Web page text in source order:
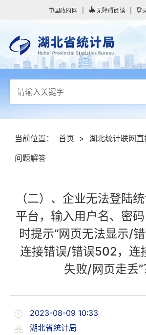
中国政府网 无障碍阅读 登
当前位置： 首页 > 湖北统计联网直
问题解答
（二）、企业无法登陆
平台，输入用户名、密
时提示“网页无法显示/
连接错误/错误502，连
失败/网页走丢”
2023-08-09 10:33
湖北省统计局